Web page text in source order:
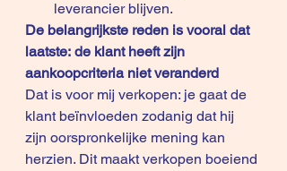
leverancier blijven.
De belangrijkste reden is vooral dat
laatste: de klant heeft zijn
aankoopcriteria niet veranderd
Dat is voor mij verkopen: je gaat de
klant beïnvloeden zodanig dat hij
zijn oorspronkelijke mening kan
herzien. Dit maakt verkopen boeiend